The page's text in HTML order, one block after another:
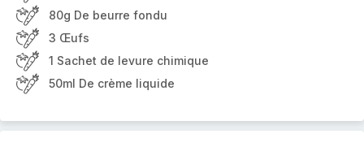
80g De beurre fondu
3 Œufs
1 Sachet de levure chimique
50ml De crème liquide